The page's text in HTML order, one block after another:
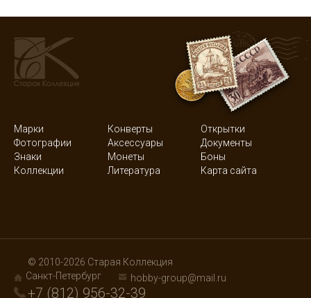
Марки Конверты
Открытки
Фотографии
Аксессуары
Документы
Знаки
Монеты
Боны
Коллекции
Литература Карта сайта
© 2010-2026 Старая Коллекция
Санкт-Петербург
hobby-group@mail.ru
+7 (812) 956-32-39